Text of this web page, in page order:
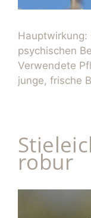
Hauptwirkung:
psychischen
Verwendete
junge, frische
robur